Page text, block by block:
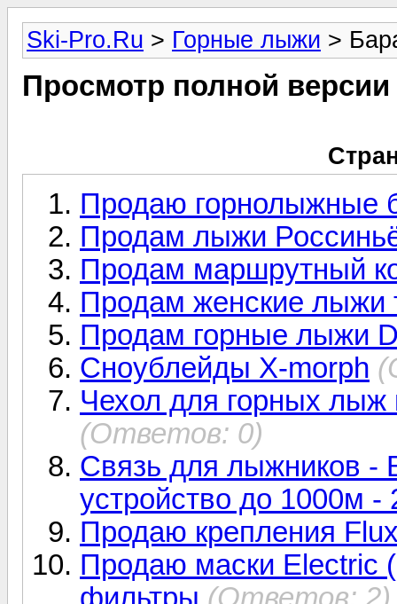
Ski-Pro.Ru > Горные лыжи >
Просмотр полной
Продаю горнолыжные
Продам лыжи
Продам маршрутный
Продам женские лыжи
Продам горные лыжи
Сноублейды X-morph
Чехол для горных лыж
(Ответов: 0)
Связь для лыжников -
устройство до 1000м -
Продаю крепления
Продаю маски Electric
фильтры (Ответов: 2)